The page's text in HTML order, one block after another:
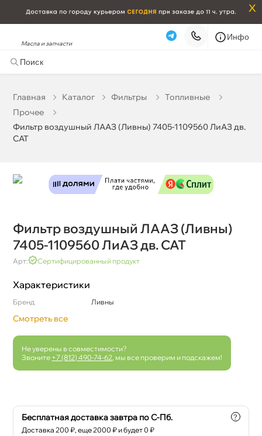
x
Масла и запчасти
Инфо
Главная Катало Фильтры
Топливные
Прочее
Фильтр воздушный ЛААЗ (Ливны) 7405-1109560 ЛиАЗ дв.
САТ
Фильтр воздушный ЛААЗ (Ливны)
7405-1109560 ЛиАЗ дв. САТ
Арт: Сертифицированный продукт
Характеристики
Бренд Ливны
Смотреть все
Не уверены в совместимости?
Звоните +7 (812) 490-74-62 , мы все проверим и подскажем!
Бесплатная доставка завтра по С-Пб.
Доставка200 ₽, еще2000 ₽ и будет 0 ₽
?
Фильтр воздушный ЛААЗ (Ливны) 7405-1109560 ЛиАЗ
Бесплатная Завтра, 08.08 (при заказе от 2000₽)
Карта Список